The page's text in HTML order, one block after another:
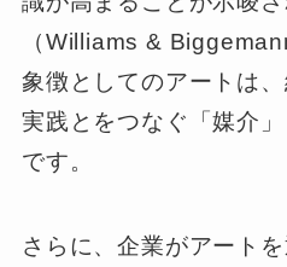
（Williams &
象徴としてのアートは
実践とをつなぐ「媒介
です。
さらに、企業がアート